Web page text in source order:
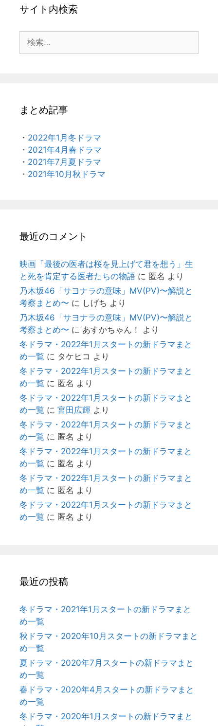
サイト内検索
索:
まとめ記事
・ 2022年1月冬ドラマ
・ 2021年4月春ドラマ
・ 2021年7月夏ドラマ
・ 2021年10月秋ドラマ
最近のコメント
映画「最後の医者は桜を見上げて君を想う」生
と死を肯定する医者たちの物語 に 匿名 より
乃木坂46「サヨナラの意味」MV(PV)〜解説と
考察まとめ〜 に しげち より
乃木坂46「サヨナラの意味」MV(PV)〜解説と
考察まとめ〜 に あすかちゃん！
より
冬ドラマ・2022年1月スタートの新ドラマまと
め一覧 に タケヒコ より
冬ドラマ・2022年1月スタートの新ドラマまと
め一覧 に 匿名 より
冬ドラマ・2022年1月スタートの新ドラマまと
め一覧 に 宮田広輝 より
冬ドラマ・2022年1月スタートの新ドラマまと
め一覧 に 匿名 より
冬ドラマ・2022年1月スタートの新ドラマまと
め一覧 に 匿名 より
冬ドラマ・2022年1月スタートの新ドラマまと
め一覧 に 匿名 より
冬ドラマ・2022年1月スタートの新ドラマまと
め一覧 に 匿名 より
最近の投稿
冬ドラマ・2021年1月スタートの新ドラマまと
め一覧
秋ドラマ・2020年10月スタートの新ドラマまと
め一覧
夏ドラマ・2020年7月スタートの新ドラマまと
め一覧
春ドラマ・2020年4月スタートの新ドラマまと
め一覧
冬ドラマ・2020年1月スタートの新ドラマまと